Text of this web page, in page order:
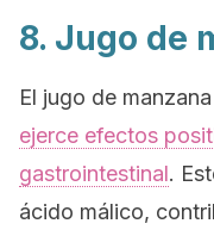
8. Jugo de
El jugo de
ejerce efectos
gastrointestinal.
ácido málico,